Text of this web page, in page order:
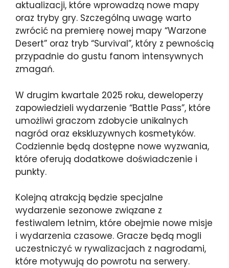
aktualizacji, które wprowadzą nowe mapy
oraz tryby gry. Szczególną uwagę warto
zwrócić na premierę nowej mapy “Warzone
Desert” oraz tryb “Survival”, który z pewnością
przypadnie do gustu fanom intensywnych
zmagań.
W drugim kwartale 2025 roku, deweloperzy
zapowiedzieli wydarzenie “Battle Pass”, które
umożliwi graczom zdobycie unikalnych
nagród oraz ekskluzywnych kosmetyków.
Codziennie będą dostępne nowe wyzwania,
które oferują dodatkowe doświadczenie i
punkty.
Kolejną atrakcją będzie specjalne
wydarzenie sezonowe związane z
festiwalem letnim, które obejmie nowe misje
i wydarzenia czasowe. Gracze będą mogli
uczestniczyć w rywalizacjach z nagrodami,
które motywują do powrotu na serwery.